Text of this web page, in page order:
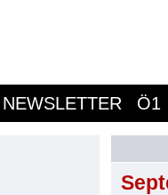
NEWSLETTER Ö1